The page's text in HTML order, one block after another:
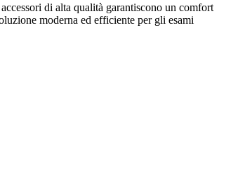
di alta qualità garantiscono un comfort
moderna ed efficiente per gli esami